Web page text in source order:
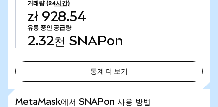
거래량 (24시간)
zł 928.54
유통 중인 공급량
2.32천 SNAPon
통계 더 보기
MetaMask에서 SNAPon 사용 방법